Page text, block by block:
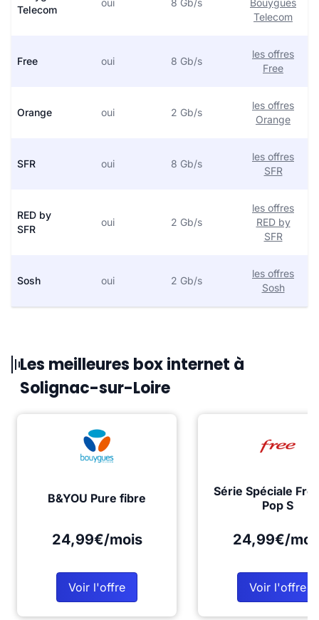
Telecom
oui 8 Gb/s
Bouygues
Telecom
Free oui 8 Gb/s
les offres
Free
Orange oui 2 Gb/s
les offres
Orange
SFR oui 8 Gb/s
les offres
SFR
RED by
SFR
oui 2 Gb/s
les offres
RED by
SFR
Sosh oui 2 Gb/s
les offres
Sosh
Les meilleures box internet à
Solignac-sur-Loire
B&YOU Pure fibre
24,99€/mois
Voir l'offre
Série Spéciale
Pop S
24,99€/
Voir l'offre